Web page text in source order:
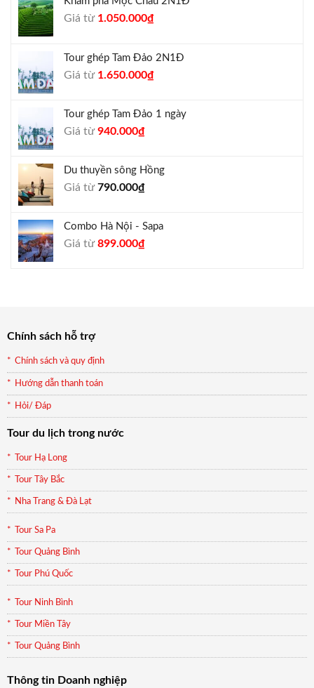
Giá từ Giá
1.300.000₫.
1.050.000₫Giá
là:
Tour ghép Tam Đảo 2N1Đ
Giá từ Giá
1.800.000₫.
1.650.000₫Giá
là:
Tour ghép Tam Đảo 1 ngày
Giá từGiá
1.000.000₫.
940.000₫Giá
là:
Du thuyền sông Hồng
Giá từ790.000₫
Combo Hà Nội - Sapa
Giá từGiá
899.000₫Giá
Chính sách hỗ trợ
Chính sách và quy định
Hướng dẫn thanh toán
Hỏi/ Đáp
Tour du lịch trong nước
Tour Hạ Long
Tour Tây Bắc
Nha Trang & Đà Lạt
Tour Sa Pa
Tour Quảng Bình
Tour Phú Quốc
Tour Ninh Bình
Tour Miền Tây
Tour Quảng Bình
Thông tin Doanh nghiệp